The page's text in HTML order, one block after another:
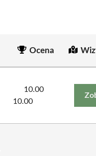
Ocena
10.00
10.00